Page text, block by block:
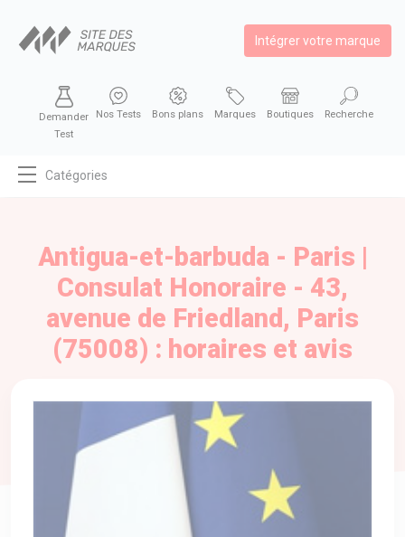
Intégrer votre marque
Demander
Test
Nos Tests Bons plans Marques Boutiques Recherche
Catégories
BIEN MANGER
BIEN CHEZ SOI
A VOTRE SERVICE
BIO & ENVIRONNEMENT
ENTREPRISE
ANIMAUX
Antigua-et-barbuda - Paris |
Consulat Honoraire - 43,
avenue de Friedland, Paris
(75008) : horaires et avis